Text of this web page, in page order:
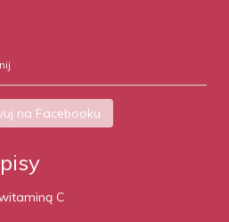
na Facebooku
C